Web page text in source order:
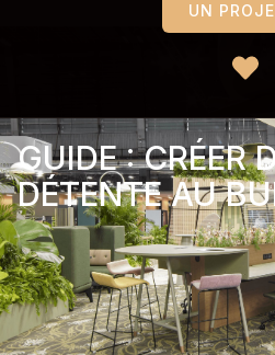
UN
GUIDE : CRÉER
DÉTENTE AU